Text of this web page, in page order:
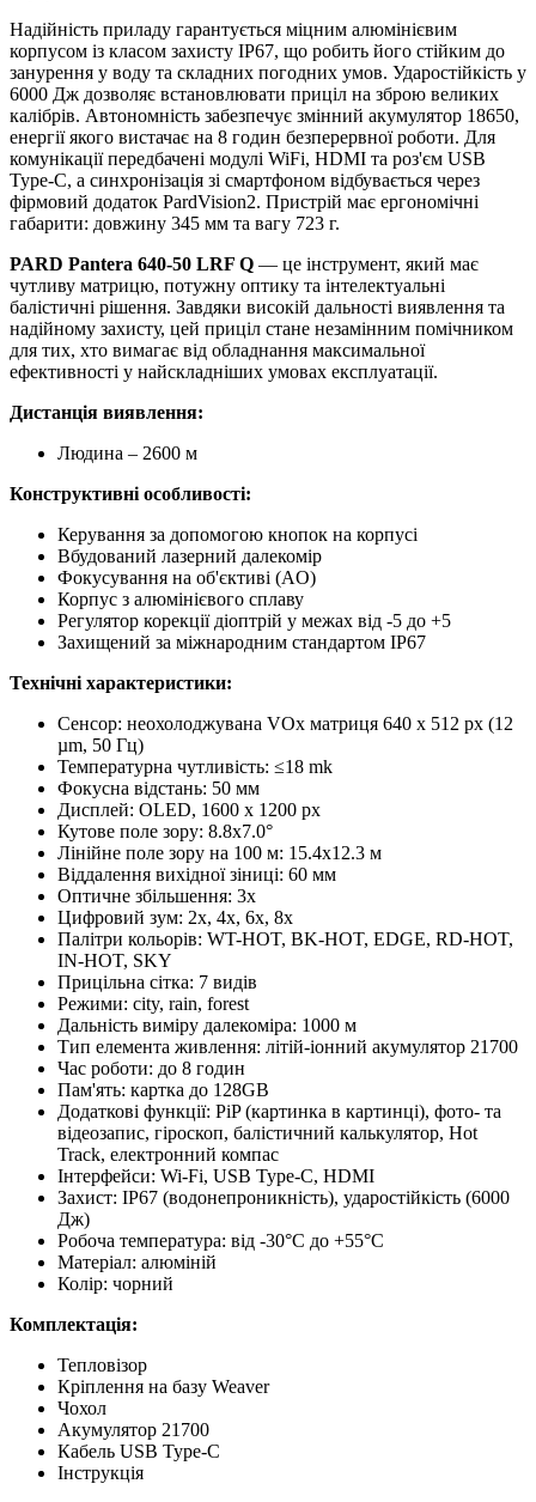
Надійність приладу гарантується міцним алюмінієвим
корпусом із класом захисту IP67, що робить його стійким до
занурення у воду та складних погодних умов. Ударостійкість у
6000 Дж дозволяє встановлювати приціл на зброю великих
калібрів. Автономність забезпечує змінний акумулятор 18650,
енергії якого вистачає на 8 годин безперервної роботи. Для
комунікації передбачені модулі WiFi, HDMI та роз'єм USB
Type-C, а синхронізація зі смартфоном відбувається через
фірмовий додаток PardVision2. Пристрій має ергономічні
габарити: довжину 345 мм та вагу 723 г.
PARD Pantera 640-50 LRF Q — це інструмент, який має
чутливу матрицю, потужну оптику та інтелектуальні
балістичні рішення. Завдяки високій дальності виявлення та
надійному захисту, цей приціл стане незамінним помічником
для тих, хто вимагає від обладнання максимальної
ефективності у найскладніших умовах експлуатації.
Дистанція виявлення:
Людина – 2600 м
Конструктивні особливості:
Керування за допомогою кнопок на корпусі
Вбудований лазерний далекомір
Фокусування на об'єктиві (AO)
Корпус з алюмінієвого сплаву
Регулятор корекції діоптрій у межах від -5 до +5
Захищений за міжнародним стандартом IP67
Технічні характеристики:
Сенсор: неохолоджувана VOx матриця 640 x 512 px (12
µm, 50 Гц)
Температурна чутливість: ≤18 mk
Фокусна відстань: 50 мм
Дисплей: OLED, 1600 x 1200 px
Кутове поле зору: 8.8x7.0°
Лінійне поле зору на 100 м: 15.4x12.3 м
Віддалення вихідної зіниці: 60 мм
Оптичне збільшення: 3x
Цифровий зум: 2x, 4x, 6x, 8x
Палітри кольорів: WT-HOT, BK-HOT, EDGE, RD-HOT,
IN-HOT, SKY
Прицільна сітка: 7 видів
Режими: city, rain, forest
Дальність виміру далекоміра: 1000 м
Тип елемента живлення: літій-іонний акумулятор 21700
Час роботи: до 8 годин
Пам'ять: картка до 128GB
Додаткові функції: PiP (картинка в картинці), фото- та
відеозапис, гіроскоп, балістичний калькулятор, Hot
Track, електронний компас
Інтерфейси: Wi-Fi, USB Type-C, HDMI
Захист: IP67 (водонепроникність), ударостійкість (6000
Дж)
Робоча температура: від -30°C до +55°C
Матеріал: алюміній
Колір: чорний
Комплектація:
Тепловізор
Кріплення на базу Weaver
Чохол
Акумулятор 21700
Кабель USB Type-C
Інструкція